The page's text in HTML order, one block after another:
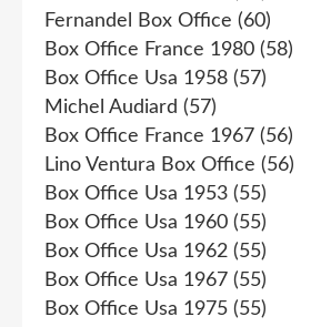
Fernandel Box Office (60)
Box Office France 1980 (58)
Box Office Usa 1958 (57)
Michel Audiard (57)
Box Office France 1967 (56)
Lino Ventura Box Office (56)
Box Office Usa 1953 (55)
Box Office Usa 1960 (55)
Box Office Usa 1962 (55)
Box Office Usa 1967 (55)
Box Office Usa 1975 (55)